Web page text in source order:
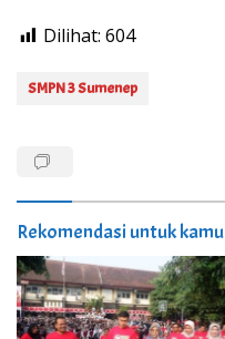
Dilihat: 604
SMPN 3 Sumenep
Rekomendasi untuk kamu